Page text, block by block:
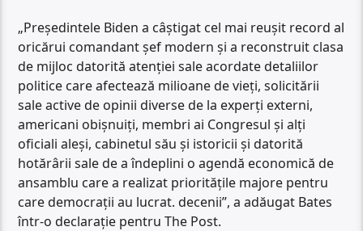
„Președintele Biden a câștigat cel mai reușit record al
oricărui comandant șef modern și a reconstruit clasa
de mijloc datorită atenției sale acordate detaliilor
politice care afectează milioane de vieți, solicitării
sale active de opinii diverse de la experți externi,
americani obișnuiți, membri ai Congresul și alți
oficiali aleși, cabinetul său și istoricii și datorită
hotărârii sale de a îndeplini o agendă economică de
ansamblu care a realizat prioritățile majore pentru
care democrații au lucrat. decenii”, a adăugat Bates
într-o declarație pentru The Post.